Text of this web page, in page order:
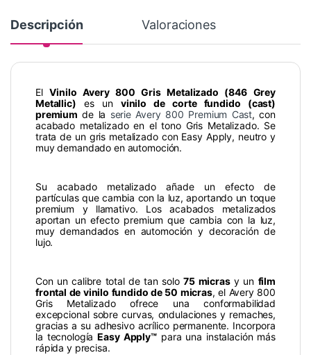
Descripción Valoraciones
ElVinilo Avery 800 Gris Metalizado (846 Grey
Metallic) es un vinilo de corte fundido (cast)
premium de la serie Avery 800 Premium Cast, con
acabado metalizado en el tono Gris Metalizado. Se
trata de un gris metalizado con Easy Apply, neutro y
muy demandado en automoción.
Su acabado metalizado añade un efecto de
partículas que cambia con la luz, aportando un toque
premium y llamativo. Los acabados metalizados
aportan un efecto premium que cambia con la luz,
muy demandados en automoción y decoración de
lujo.
Con un calibre total de tan solo75 micrasy un film
frontal de vinilo fundido de 50 micras, el Avery 800
Gris Metalizado ofrece una conformabilidad
excepcional sobre curvas, ondulaciones y remaches,
gracias a su adhesivo acrílico permanente. Incorpora
la tecnologíaEasy Apply™para una instalación más
rápida y precisa.